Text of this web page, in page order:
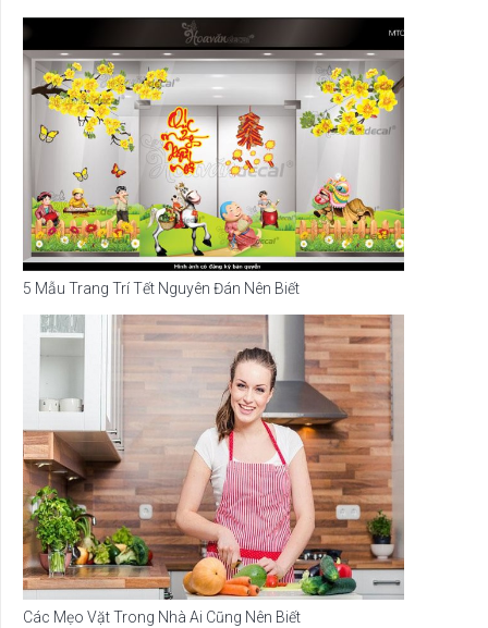
5 Mẫu Trang Trí Tết Nguyên Đán Nên Biết
Các Mẹo Vặt Trong Nhà Ai Cũng Nên Biết